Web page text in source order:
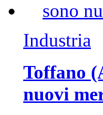
Industria
Toffano
nuovi